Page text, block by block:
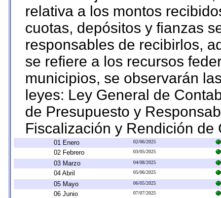
relativa a los montos
cuotas, depósitos y fianzas
responsables de recibirlos,
se refiere a los recursos
municipios, se observarán
leyes: Ley General de
de Presupuesto y
Fiscalización y Rendición
01 Enero 02/06/2025
02 Febrero 03/05/2025
03 Marzo 04/08/2025
04 Abril 05/06/2025
05 Mayo 06/05/2025
06 Junio 07/07/2025